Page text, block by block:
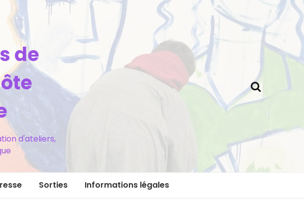
de
d'ateliers,
Sorties Informations légales